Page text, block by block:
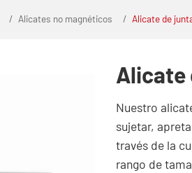
Alicates no magnéticos Alicate de
Alicate
Nuestro
sujetar,
través de la
rango de